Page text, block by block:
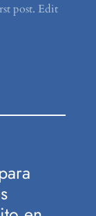
post. Edit